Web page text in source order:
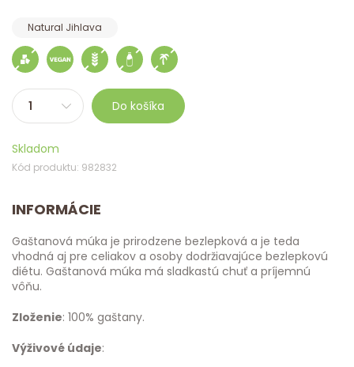
Natural Jihlava
Do košíka
Skladom
Kód produktu: 982832
INFORMÁCIE
Gaštanová múka je prirodzene bezlepková a je teda
vhodná aj pre celiakov a osoby dodržiavajúce bezlepkovú
diétu. Gaštanová múka má sladkastú chuť a príjemnú
vôňu.
Zloženie: 100% gaštany.
Výživové údaje: